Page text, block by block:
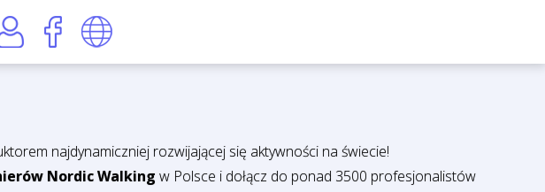
najdynamiczniej rozwijającej się aktywności na świecie!
Nordic Walking w Polsce i dołącz do ponad 3500 profesjonalistów